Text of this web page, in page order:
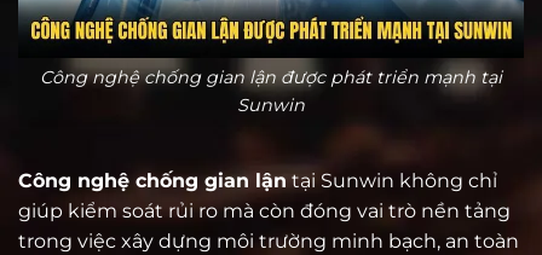
Công nghệ chống gian lận được phát triển mạnh tại
Sunwin
Công nghệ chống gian lận tại Sunwin không chỉ
giúp kiểm soát rủi ro mà còn đóng vai trò nền tảng
trong việc xây dựng môi trường minh bạch, an toàn